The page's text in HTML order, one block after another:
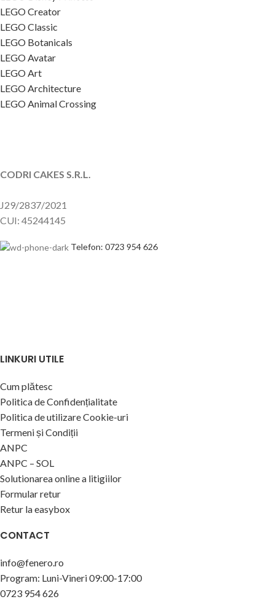
LEGO Creator
LEGO Classic
LEGO Botanicals
LEGO Avatar
LEGO Art
LEGO Architecture
LEGO Animal Crossing
CODRI CAKES S.R.L.
J29/2837/2021
CUI: 45244145
Telefon: 0723 954 626
LINKURI UTILE
Cum plătesc
Politica de Confidențialitate
Politica de utilizare Cookie-uri
Termeni și Condiții
ANPC
ANPC – SOL
Solutionarea online a litigiilor
Formular retur
Retur la easybox
CONTACT
info@fenero.ro
Program: Luni-Vineri 09:00-17:00
0723 954 626